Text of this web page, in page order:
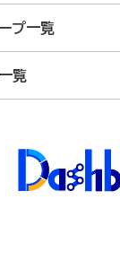
プ一覧
覧
区の推移」
です